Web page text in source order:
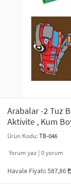
SAÇ AKSESUARLARI
GELİN / DÜĞÜN
TELEFON ASKISI
MAKYAJ ÇANTASI
ŞAL VE FULAR
ODA KOKUSU VE MUM
PARTİ SÜSLERİ
YILBAŞI ÜRÜNLERİ
KULLAN AT TABAK
Arabalar -2 Tuz
Aktivite , Kum
Ürün Kodu:TB-046
Yorum yaz | 0yorum
Havale Fiyatı:587,86